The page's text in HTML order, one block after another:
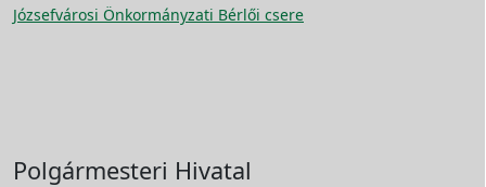
Józsefvárosi Önkormányzati Bérlői csere
Polgármesteri Hivatal